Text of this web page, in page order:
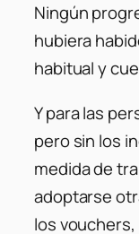
Ningún
hubiera
habitual y
Y para las
pero sin los
medida de
adoptarse
los